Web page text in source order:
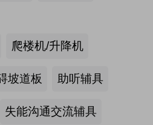
爬楼机/升降机
坡道板 助听辅具
失能沟通交流辅具
老年脑健康专项关爱活动
2026-07-13
发日常 虹桥镇持续推进老年
区建设工作